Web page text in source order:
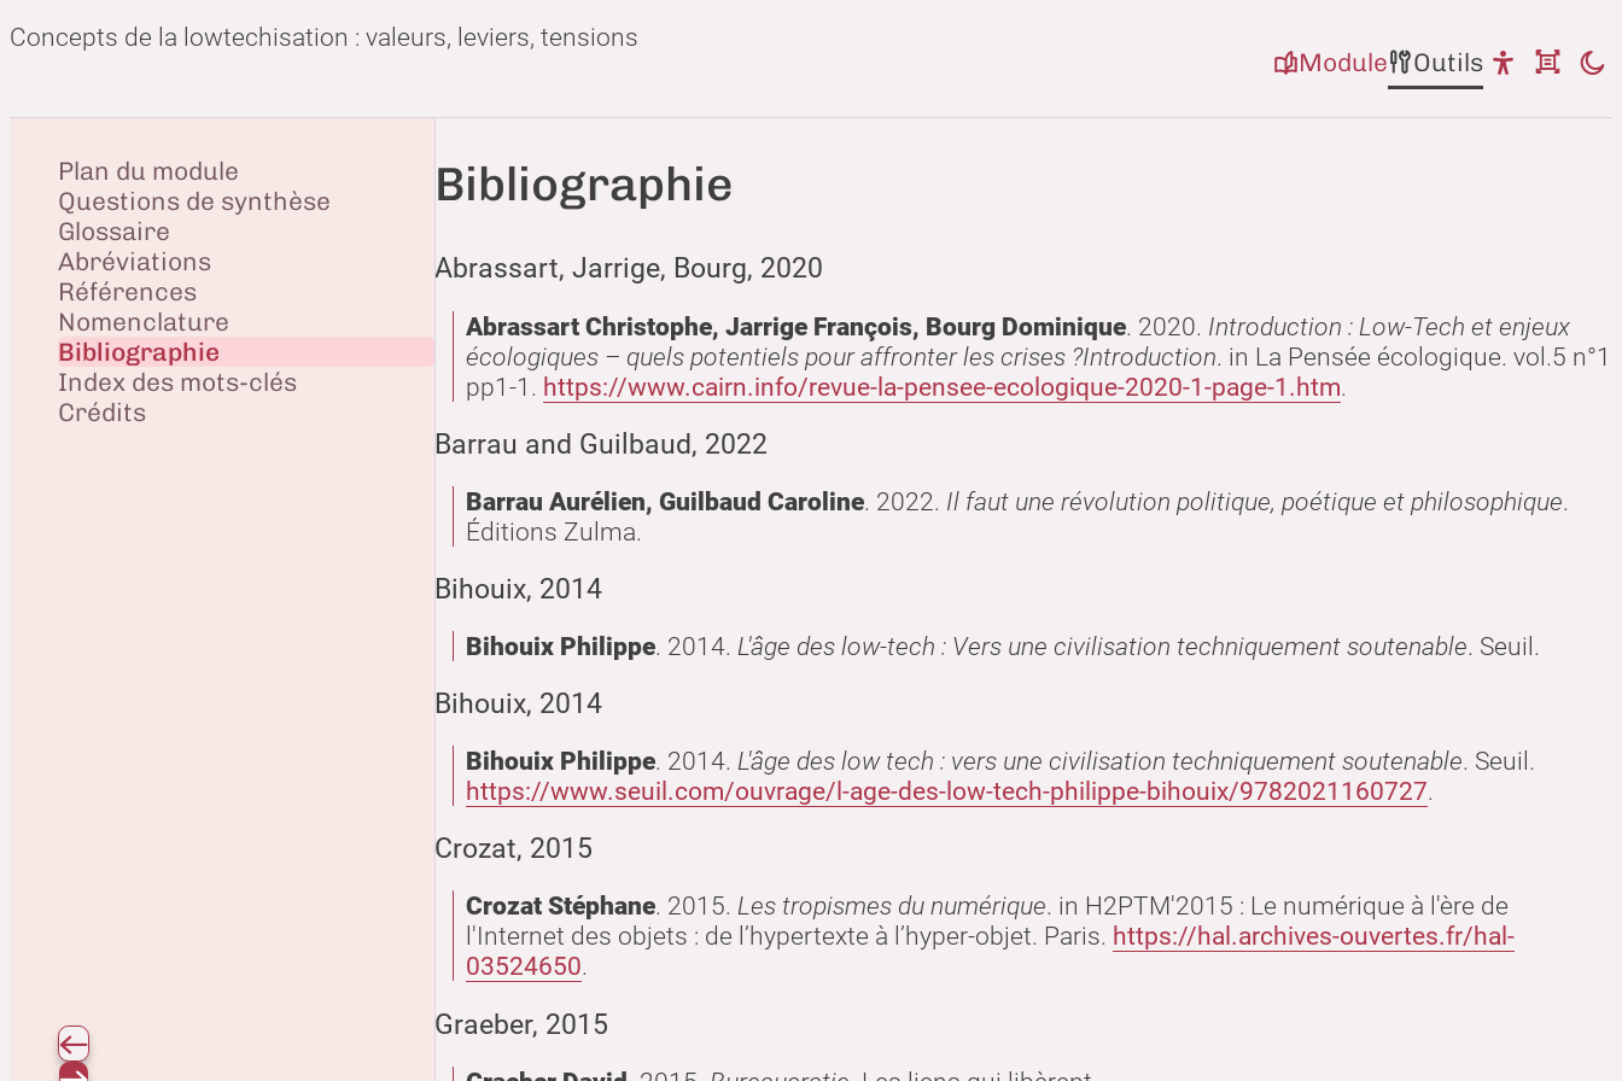
Concepts de la lowtechisation : valeurs, leviers, tensions
Module
Outils
Bibliographie
Abrassart, Jarrige, Bourg, 2020
Abrassart Christophe, Jarrige François, Bourg Dominique. 2020. Introduction : Low-Tech et enjeux
écologiques – quels potentiels pour affronter les crises ?Introduction. in La Pensée écologique. vol.5 n°1
pp1-1. https://www.cairn.info/revue-la-pensee-ecologique-2020-1-page-1.htm.
Barrau and Guilbaud, 2022
Barrau Aurélien, Guilbaud Caroline. 2022. Il faut une révolution politique, poétique et philosophique.
Éditions Zulma.
Bihouix, 2014
Bihouix Philippe. 2014. L'âge des low-tech : Vers une civilisation techniquement soutenable. Seuil.
Bihouix, 2014
Bihouix Philippe. 2014. L'âge des low tech : vers une civilisation techniquement soutenable. Seuil.
https://www.seuil.com/ouvrage/l-age-des-low-tech-philippe-bihouix/9782021160727.
Crozat, 2015
Crozat Stéphane. 2015. Les tropismes du numérique. in H2PTM'2015 : Le numérique à l'ère de
l'Internet des objets : de l’hypertexte à l’hyper-objet. Paris. https://hal.archives-ouvertes.fr/hal-
03524650.
Graeber, 2015
Plan du module
Questions de synthèse
Glossaire
Abréviations
Références
Nomenclature
Bibliographie
Index des mots-clés
Crédits